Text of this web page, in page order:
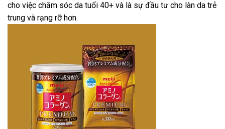
cho việc chăm sóc da tuổi 40+ và là sự đầu tư cho làn da trẻ
trung và rạng rỡ hơn.